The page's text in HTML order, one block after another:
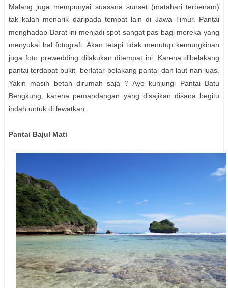
Malang juga mempunyai suasana sunset (matahari terbenam)
tak kalah menarik daripada tempat lain di Jawa Timur. Pantai
menghadap Barat ini menjadi spot sangat pas bagi mereka yang
menyukai hal fotografi. Akan tetapi tidak menutup kemungkinan
juga foto prewedding dilakukan ditempat ini. Karena dibelakang
pantai terdapat bukit berlatar-belakang pantai dan laut nan luas.
Yakin masih betah dirumah saja ? Ayo kunjungi Pantai Batu
Bengkung, karena pemandangan yang disajikan disana begitu
indah untuk di lewatkan.
Pantai Bajul Mati